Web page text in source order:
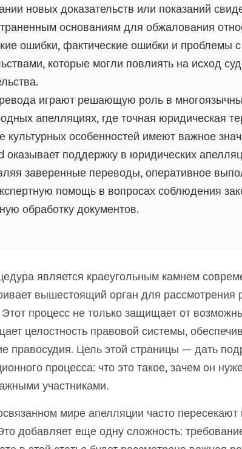
новых доказательств или показаний
основаниям для обжалования
ошибки, фактические ошибки и проблемы с
которые могли повлиять на исход
играют решающую роль в
апелляциях, где точная юридическая
культурных особенностей имеют важное
оказывает поддержку в юридических
заверенные переводы, оперативное
помощь в вопросах соблюдения
обработку документов.
является краеугольным камнем
вышестоящий орган для рассмотрения
процесс не только защищает от
целостность правовой системы,
правосудия. Цель этой страницы — дать
процесса: что это такое, зачем он
участниками.
мире апелляции часто
добавляет еще одну сложность: